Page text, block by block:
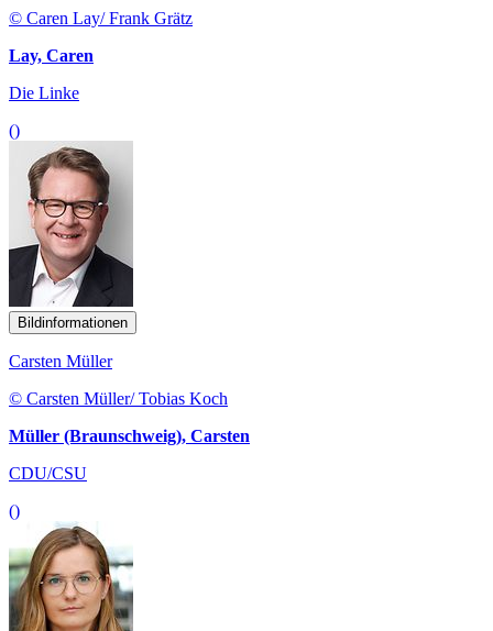
© Caren Lay/ Frank Grätz
Lay, Caren
Die Linke
()
Bildinformationen
Carsten Müller
© Carsten Müller/ Tobias Koch
Müller (Braunschweig), Carsten
CDU/CSU
()